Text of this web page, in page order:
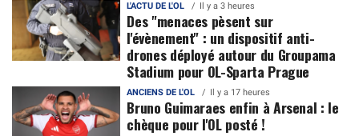
L'ACTU DE L'OL Il y a 3 heures
Des "menaces pèsent sur
l'évènement" : un dispositif anti-
drones déployé autour du Groupama
Stadium pour OL-Sparta Prague
ANCIENS DE L'OL Il y a 17 heures
Bruno Guimaraes enfin à Arsenal : le
chèque pour l'OL posté !